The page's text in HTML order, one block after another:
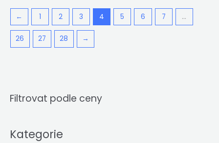
Filtrovat podle ceny
Kategorie
← 1 2 3 4 5 6 7 …
26 27 28 →